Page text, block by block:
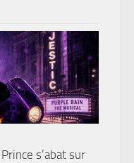
s’abat sur